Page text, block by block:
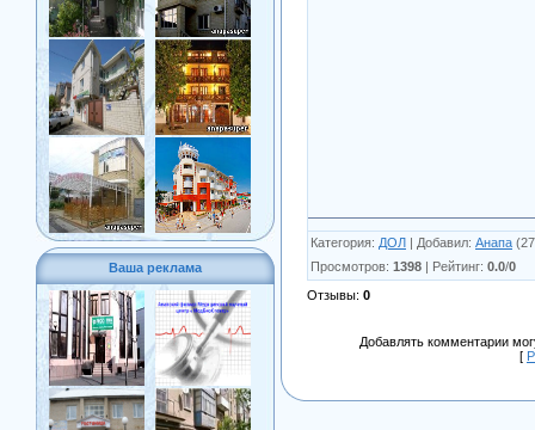
Ваша реклама
Категория: ДОЛ | Добавил: Анапа
Просмотров: 1398 | Рейтинг: 0.0/0
Отзывы: 0
Добавлять комментарии
[